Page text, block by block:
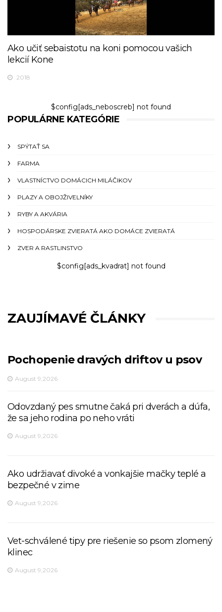
Ako učiť sebaistotu na koni pomocou vašich
lekcií Kone
2018
$config[ads_neboscreb] not found
POPULÁRNE KATEGÓRIE
SPÝTAŤ SA
FARMA
VLASTNÍCTVO DOMÁCICH MILÁČIKOV
PLAZY A OBOJŽIVELNÍKY
RYBY A AKVÁRIA
HOSPODÁRSKE ZVIERATÁ AKO DOMÁCE ZVIERATÁ
ZVER A RASTLINSTVO
$config[ads_kvadrat] not found
ZAUJÍMAVÉ ČLÁNKY
Pochopenie dravých driftov u psov
August 9,2026
Odovzdaný pes smutne čaká pri dverách a dúfa,
že sa jeho rodina po neho vráti
August 9,2026
Ako udržiavať divoké a vonkajšie mačky teplé a
bezpečné v zime
August 9,2026
Vet-schválené tipy pre riešenie so psom zlomený
klinec
August 9,2026